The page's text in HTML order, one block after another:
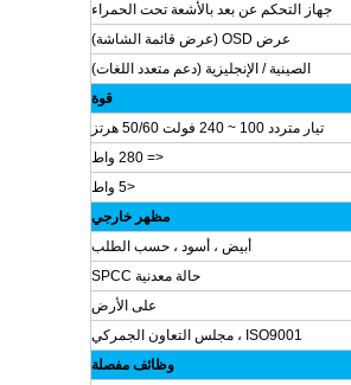
جهاز التحكم عن بعد بالأشعة تحت الحمراء
عرض OSD (عرض قائمة الشاشة)
الصينية / الإنجليزية (دعم متعدد اللغات)
قوة
تيار متردد 100 ~ 240 فولت 50/60 هرتز
<= 280 واط
<5 واط
مظهر خارجي
أبيض ، أسود ، حسب الطلب
حالة معدنية SPCC
على الأرض
ISO9001 ، مجلس التعاون الجمركي
وظائف مفصلة